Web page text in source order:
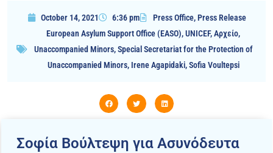
October 14, 2021 6:36 pm Press Office,Press Release
European Asylum Support Office (EASO),UNICEF,Αρχείο,
Unaccompanied Minors,Special Secretariat for the Protection of
Unaccompanied Minors, Irene Agapidaki,Sofia Voultepsi
Σοφία Βούλτεψη για Ασυνόδευτα